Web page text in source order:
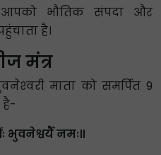
आपको भौतिक संपदा और
है।
मंत्र
माता को समर्पित 9
है-
भुवनेश्वर्यै नमः॥